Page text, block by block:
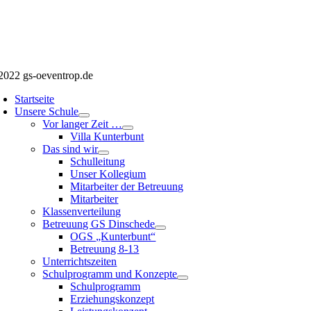
gs-oeventrop.de
Startseite
Unsere Schule
Vor langer Zeit …
Villa Kunterbunt
Das sind wir
Schulleitung
Unser Kollegium
Mitarbeiter der Betreuung
Mitarbeiter
Klassenverteilung
Betreuung GS Dinschede
OGS „Kunterbunt“
Betreuung 8-13
Unterrichtszeiten
Schulprogramm und Konzepte
Schulprogramm
Erziehungskonzept